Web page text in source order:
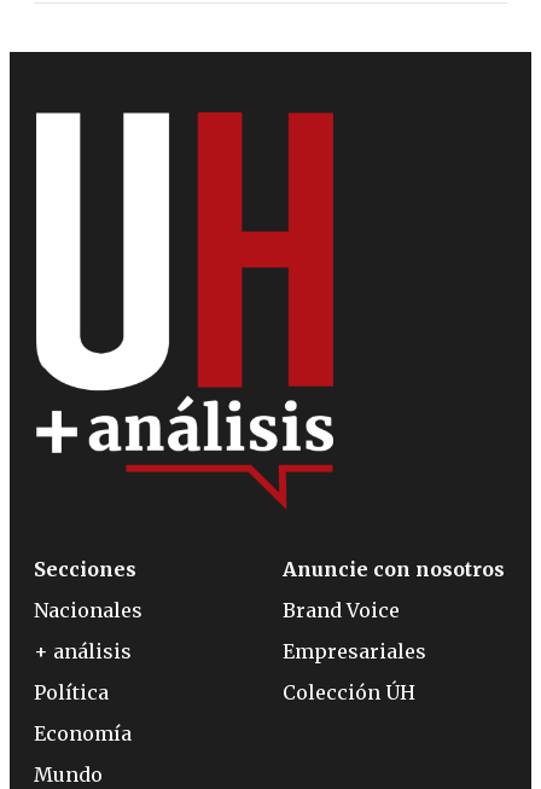
Secciones
Nacionales
+ análisis
Política
Economía
Mundo
Anuncie con nosotros
Brand Voice
Empresariales
Colección ÚH